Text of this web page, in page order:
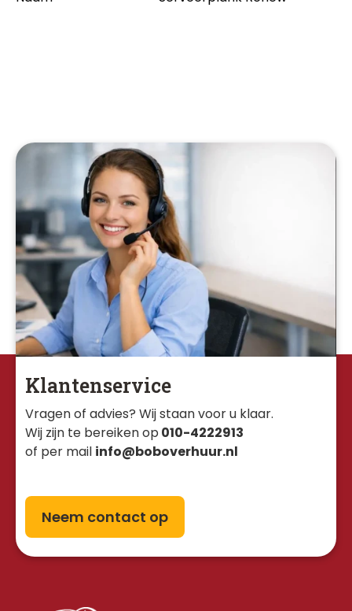
Klantenservice
Vragen of advies? Wij staan voor u klaar.
Wij zijn te bereiken op 010-4222913
of per mail info@boboverhuur.nl
Neem contact op